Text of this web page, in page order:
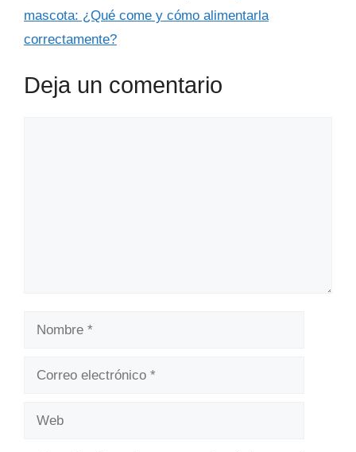
mascota: ¿Qué come y cómo alimentarla
correctamente?
Deja un comentario
Nombre
Correo
Web